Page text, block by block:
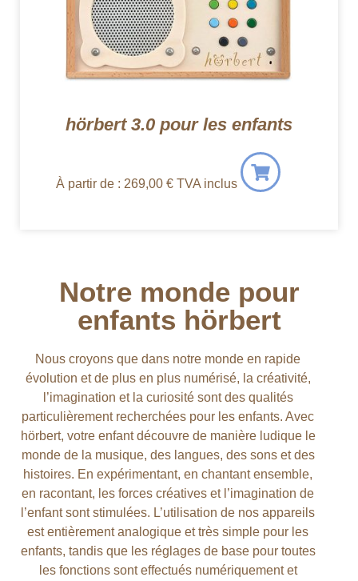
hörbert 3.0 pour les enfants
À partir de : 269,00 € TVA inclus
Notre monde pour
enfants hörbert
Nous croyons que dans notre monde en rapide
évolution et de plus en plus numérisé, la créativité,
l’imagination et la curiosité sont des qualités
particulièrement recherchées pour les enfants. Avec
hörbert, votre enfant découvre de manière ludique le
monde de la musique, des langues, des sons et des
histoires. En expérimentant, en chantant ensemble,
en racontant, les forces créatives et l’imagination de
l’enfant sont stimulées. L’utilisation de nos appareils
est entièrement analogique et très simple pour les
enfants, tandis que les réglages de base pour toutes
les fonctions sont effectués numériquement et